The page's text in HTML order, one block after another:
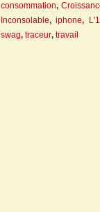
consommation,
Inconsolable,iphone,
swag,traceur,travail